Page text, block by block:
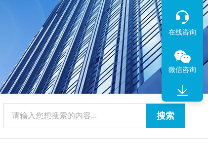
在线咨询
微信咨询